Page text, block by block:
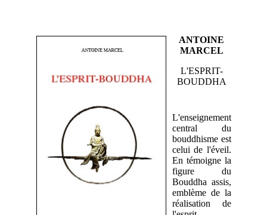
ANTOINE
MARCEL
L'ESPRIT-
BOUDDHA
L'enseignement
central du
bouddhisme est
celui de l'éveil.
En témoigne la
figure du
Bouddha assis,
emblème de la
réalisation de